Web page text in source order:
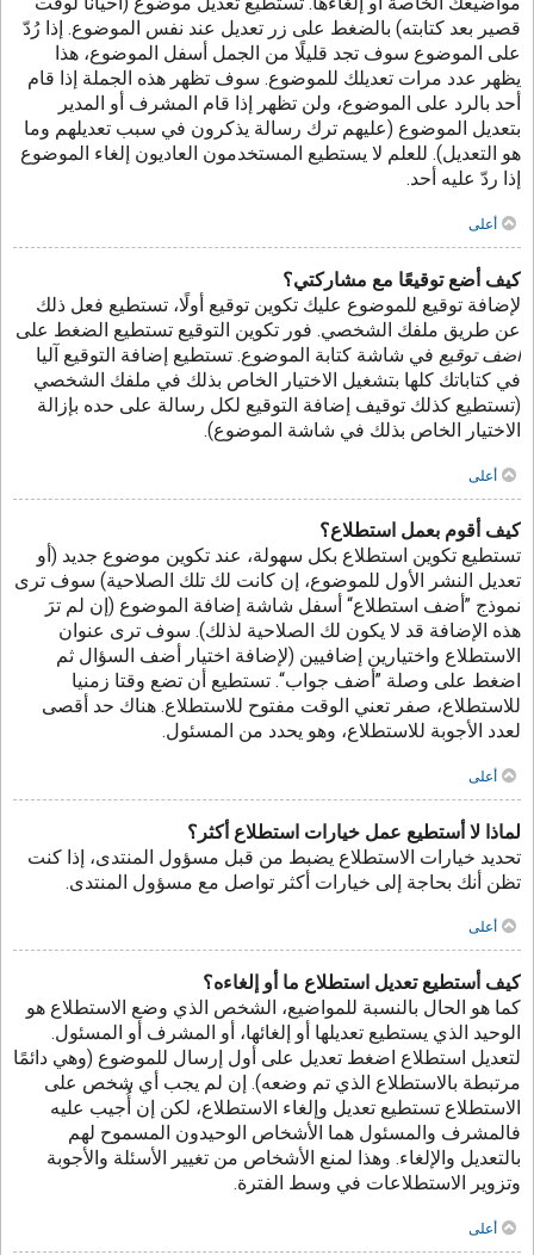
قصير بعد كتابته) بالضغط على زر تعديل عند نفس الموضوع. إذا رُدّ
على الموضوع سوف تجد قليلًا من الجمل أسفل الموضوع، هذا
يظهر عدد مرات تعديلك للموضوع. سوف تظهر هذه الجملة إذا قام
أحد بالرد على الموضوع، ولن تظهر إذا قام المشرف أو المدير
بتعديل الموضوع (عليهم ترك رسالة يذكرون في سبب تعديلهم وما
هو التعديل). للعلم لا يستطيع المستخدمون العاديون إلغاء الموضوع
إذا ردّ عليه أحد.
أعلى
كيف أضع توقيعًا مع مشاركتي؟
لإضافة توقيع للموضوع عليك تكوين توقيع أولًا، تستطيع فعل ذلك
عن طريق ملفك الشخصي. فور تكوين التوقيع تستطيع الضغط على
أضف توقيع في شاشة كتابة الموضوع. تستطيع إضافة التوقيع آليا
في كتاباتك كلها بتشغيل الاختيار الخاص بذلك في ملفك الشخصي
(تستطيع كذلك توقيف إضافة التوقيع لكل رسالة على حده بإزالة
الاختيار الخاص بذلك في شاشة الموضوع).
أعلى
كيف أقوم بعمل استطلاع؟
تستطيع تكوين استطلاع بكل سهولة، عند تكوين موضوع جديد (أو
تعديل النشر الأول للموضوع، إن كانت لك تلك الصلاحية) سوف ترى
نموذج ”أضف استطلاع“ أسفل شاشة إضافة الموضوع (إن لم ترَ
هذه الإضافة قد لا يكون لك الصلاحية لذلك). سوف ترى عنوان
الاستطلاع واختيارين إضافيين (لإضافة اختيار أضف السؤال ثم
اضغط على وصلة ”أضف جواب“. تستطيع أن تضع وقتا زمنيا
للاستطلاع، صفر تعني الوقت مفتوح للاستطلاع. هناك حد أقصى
لعدد الأجوبة للاستطلاع، وهو يحدد من المسئول.
أعلى
لماذا لا أستطيع عمل خيارات استطلاع أكثر؟
تحديد خيارات الاستطلاع يضبط من قبل مسؤول المنتدى، إذا كنت
تظن أنك بحاجة إلى خيارات أكثر تواصل مع مسؤول المنتدى.
أعلى
كيف أستطيع تعديل استطلاع ما أو إلغاءه؟
كما هو الحال بالنسبة للمواضيع، الشخص الذي وضع الاستطلاع هو
الوحيد الذي يستطيع تعديلها أو إلغائها، أو المشرف أو المسئول.
لتعديل استطلاع اضغط تعديل على أول إرسال للموضوع (وهي دائمًا
مرتبطة بالاستطلاع الذي تم وضعه). إن لم يجب أي شخص على
الاستطلاع تستطيع تعديل وإلغاء الاستطلاع، لكن إن أُجيب عليه
فالمشرف والمسئول هما الأشخاص الوحيدون المسموح لهم
بالتعديل والإلغاء. وهذا لمنع الأشخاص من تغيير الأسئلة والأجوبة
وتزوير الاستطلاعات في وسط الفترة.
أعلى